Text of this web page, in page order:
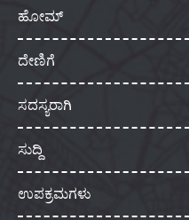
ಹೋಮ್
ದೇಣಿಗೆ
ಸದಸ್ಯರಾಗಿ
ಸುದ್ದಿ
ಉಪಕ್ರಮಗಳು